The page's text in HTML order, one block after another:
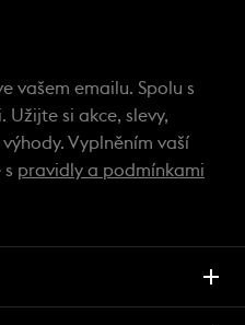
vašem emailu. Spolu s
Užijte si akce, slevy,
Vyplněním vaší
s pravidly a podmínkami